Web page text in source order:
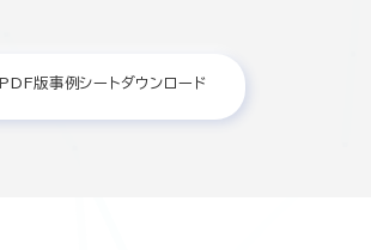
PDF版事例シートダウンロード